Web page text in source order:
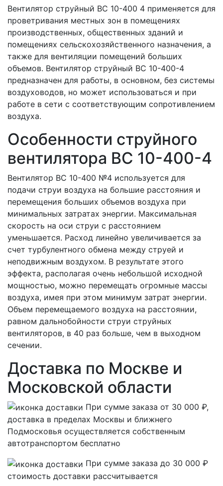
Вентилятор струйный ВС 10-400 4 применяется для
проветривания местных зон в помещениях
производственных, общественных зданий и
помещениях сельскохозяйственного назначения, а
также для вентиляции помещений больших
объемов. Вентилятор струйный ВС 10-400-4
предназначен для работы, в основном, без системы
воздуховодов, но может использоваться и при
работе в сети с соответствующим сопротивлением
воздуха.
Особенности струйного
вентилятора ВС 10-400-4
Вентилятор ВС 10-400 №4 используется для
подачи струи воздуха на большие расстояния и
перемещения больших объемов воздуха при
минимальных затратах энергии. Максимальная
скорость на оси струи с расстоянием
уменьшается. Расход линейно увеличивается за
счет турбулентного обмена между струей и
неподвижным воздухом. В результате этого
эффекта, располагая очень небольшой исходной
мощностью, можно перемещать огромные массы
воздуха, имея при этом минимум затрат энергии.
Объем перемещаемого воздуха на расстоянии,
равном дальнобойности струи струйных
вентиляторов, в 40 раз больше, чем в выходном
сечении.
Доставка по Москве и
Московской области
При сумме заказа от 30 000 ₽,
доставка в пределах Москвы и ближнего
Подмосковья осуществляется собственным
автотранспортом бесплатно
При сумме заказа до 30 000 ₽
стоимость доставки рассчитывается